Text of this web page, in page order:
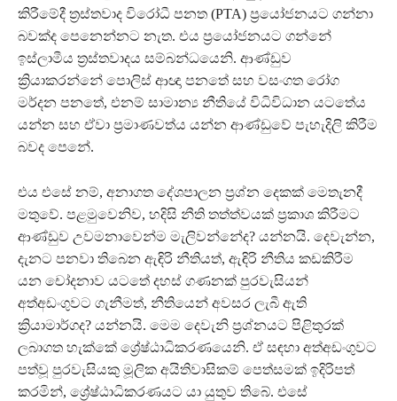
කිරීමේදී ත්‍රස්තවාද විරෝධී පනත (PTA) ප්‍රයෝජනයට ගන්නා
බවක්ද පෙනෙන්නට නැත. එය ප්‍රයෝජනයට ගන්නේ
ඉස්ලාමීය ත්‍රස්තවාදය සම්බන්ධයෙනි. ආණ්ඩුව
ක්‍රියාකරන්නේ පොලිස් ආඥා පනතේ සහ වසංගත රෝග
මර්දන පනතේ, එනම් සාමාන්‍ය නීතියේ විධිවිධාන යටතේය
යන්න සහ ඒවා ප්‍රමාණවත්ය යන්න ආණ්ඩුවේ පැහැදිලි කිරීම
බවද පෙනේ.
එය එසේ නම්, අනාගත දේශපාලන ප්‍රශ්න දෙකක් මෙතැනදී
මතුවේ. පළමුවෙනිව, හදිසි නීති තත්ත්වයක් ප්‍රකාශ කිරීමට
ආණ්ඩුව උවමනාවෙන්ම මැලිවන්නේද? යන්නයි. දෙවැන්න,
දැනට පනවා තිබෙන ඇඳිරි නීතියත්, ඇඳිරි නීතිය කඩකිරීම
යන චෝදනාව යටතේ දහස් ගණනක් පුරවැසියන්
අත්අඩංගුවට ගැනීමත්, නීතියෙන් අවසර ලැබී ඇති
ක්‍රියාමාර්ගද? යන්නයි. මෙම දෙවැනි ප්‍රශ්නයට පිළිතුරක්
ලබාගත හැක්කේ ශ්‍රේෂ්ඨාධිකරණයෙනි. ඒ සඳහා අත්අඩංගුවට
පත්වූ පුරවැසියකු මූලික අයිතිවාසිකම් පෙත්සමක් ඉදිරිපත්
කරමින්, ශ්‍රේෂ්ඨාධිකරණයට යා යුතුව තිබේ. එසේ